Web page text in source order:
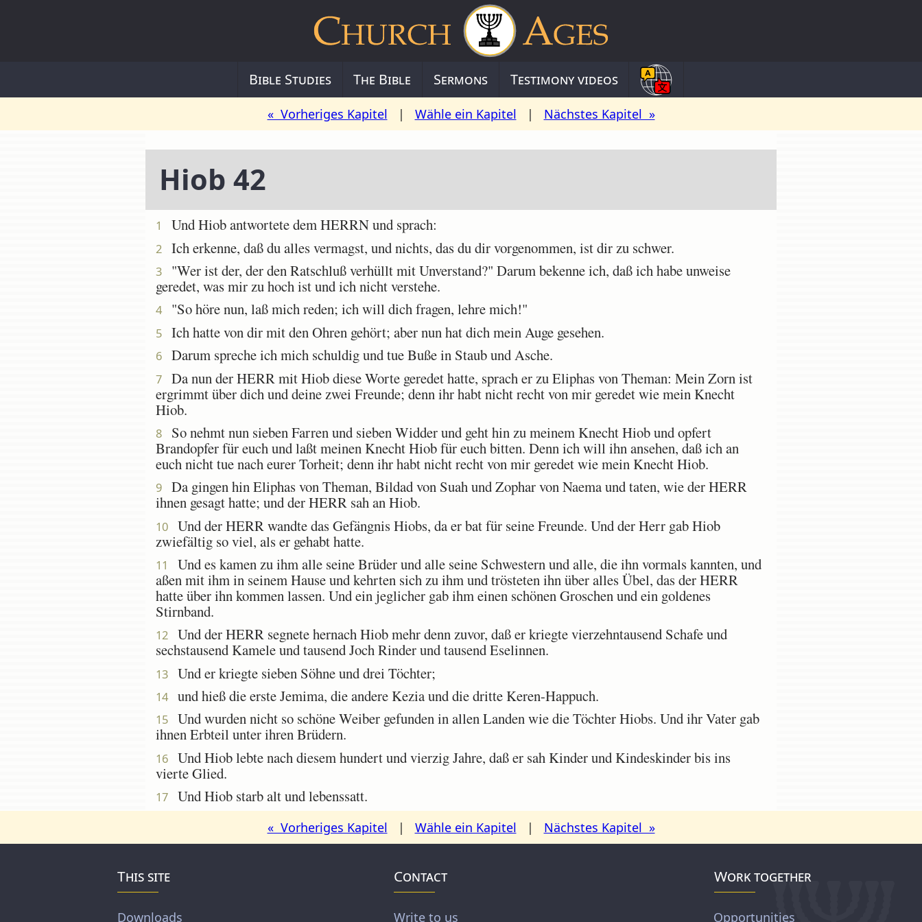
Bible Studies The Bible Sermons Testimony videos
« Vorheriges Kapitel | Wähle ein Kapitel | Nächstes Kapitel »
Hiob 42
1 Und Hiob antwortete dem HERRN und sprach:
2 Ich erkenne, daß du alles vermagst, und nichts, das du dir vorgenommen, ist dir zu schwer.
3
"Wer ist der, der den Ratschluß verhüllt mit Unverstand?" Darum bekenne ich, daß ich habe unweise
geredet, was mir zu hoch ist und ich nicht verstehe.
4 "So höre nun, laß mich reden; ich will dich fragen, lehre mich!"
5 Ich hatte von dir mit den Ohren gehört; aber nun hat dich mein Auge gesehen.
6 Darum spreche ich mich schuldig und tue Buße in Staub und Asche.
7
Da nun der HERR mit Hiob diese Worte geredet hatte, sprach er zu Eliphas von Theman: Mein Zorn ist
ergrimmt über dich und deine zwei Freunde; denn ihr habt nicht recht von mir geredet wie mein Knecht
Hiob.
8
So nehmt nun sieben Farren und sieben Widder und geht hin zu meinem Knecht Hiob und opfert
Brandopfer für euch und laßt meinen Knecht Hiob für euch bitten. Denn ich will ihn ansehen, daß ich an
euch nicht tue nach eurer Torheit; denn ihr habt nicht recht von mir geredet wie mein Knecht Hiob.
9
Da gingen hin Eliphas von Theman, Bildad von Suah und Zophar von Naema und taten, wie der HERR
ihnen gesagt hatte; und der HERR sah an Hiob.
10
Und der HERR wandte das Gefängnis Hiobs, da er bat für seine Freunde. Und der Herr gab Hiob
zwiefältig so viel, als er gehabt hatte.
11
Und es kamen zu ihm alle seine Brüder und alle seine Schwestern und alle, die ihn vormals kannten, und
aßen mit ihm in seinem Hause und kehrten sich zu ihm und trösteten ihn über alles Übel, das der HERR
hatte über ihn kommen lassen. Und ein jeglicher gab ihm einen schönen Groschen und ein goldenes
Stirnband.
12
Und der HERR segnete hernach Hiob mehr denn zuvor, daß er kriegte vierzehntausend Schafe und
sechstausend Kamele und tausend Joch Rinder und tausend Eselinnen.
13 Und er kriegte sieben Söhne und drei Töchter;
14 und hieß die erste Jemima, die andere Kezia und die dritte Keren-Happuch.
15
Und wurden nicht so schöne Weiber gefunden in allen Landen wie die Töchter Hiobs. Und ihr Vater gab
ihnen Erbteil unter ihren Brüdern.
16
Und Hiob lebte nach diesem hundert und vierzig Jahre, daß er sah Kinder und Kindeskinder bis ins
vierte Glied.
17 Und Hiob starb alt und lebenssatt.
« Vorheriges Kapitel | Wähle ein Kapitel | Nächstes Kapitel »
This site
Downloads
Contact
Write to us
Work together
Opportunities